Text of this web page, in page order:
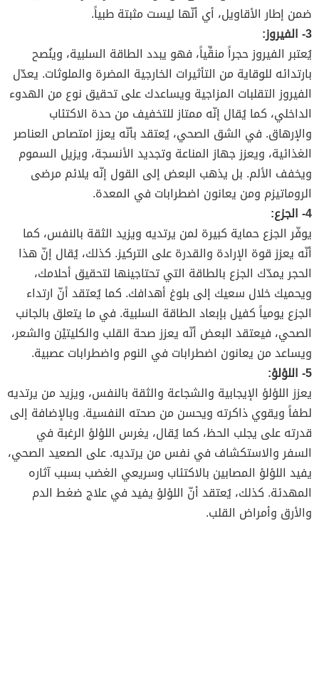
ضمن إطار الأقاويل، أي أنّها ليست مثبتة طبياً.
3- الفيروز:
يُعتبر الفيروز حجراً منقِّياً، فهو يبدد الطاقة السلبية، وينُصح
بارتدائه للوقاية من التأثيرات الخارجية المضرة والملوثات. يعدّل
الفيروز التقلبات المزاجية ويساعدك على تحقيق نوع من الهدوء
الداخلي، كما يُقال إنّه ممتاز للتخفيف من حدة الاكتئاب
والإرهاق. في الشق الصحي، يُعتقد بأنّه يعزز امتصاص العناصر
الغذائية، ويعزز جهاز المناعة وتجديد الأنسجة، ويزيل السموم
ويخفف الألم. بل يذهب البعض إلى القول إنّه يلائم مرضى
الروماتيزم ومن يعانون اضطرابات في المعدة.
4- الجزع:
يوفّر الجزع حماية كبيرة لمن يرتديه ويزيد الثقة بالنفس، كما
أنّه يعزز قوة الإرادة والقدرة على التركيز. كذلك، يُقال إنّ هذا
الحجر يمدّك الجزع بالطاقة التي تحتاجينها لتحقيق أحلامك،
ويحميك خلال سعيك إلى بلوغ أهدافك. كما يُعتقد أنّ ارتداء
الجزع يومياً كفيل بإبعاد الطاقة السلبية. في ما يتعلق بالجانب
الصحي، فيعتقد البعض أنّه يعزز صحة القلب والكليتيْن والشعر،
ويساعد من يعانون اضطرابات في النوم واضطرابات عصبية.
5- اللؤلؤ:
يعزز اللؤلؤ الإيجابية والشجاعة والثقة بالنفس، ويزيد من يرتديه
لطفاً ويقوي ذاكرته ويحسن من صحته النفسية. وبالإضافة إلى
قدرته على يجلب الحظ، كما يُقال، يغرس اللؤلؤ الرغبة في
السفر والاستكشاف في نفس من يرتديه. على الصعيد الصحي،
يفيد اللؤلؤ المصابين بالاكتئاب وسريعي الغضب بسبب آثاره
المهدئة. كذلك، يُعتقد أنّ اللؤلؤ يفيد في علاج ضغط الدم
والأرق وأمراض القلب.